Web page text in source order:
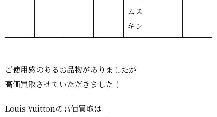
ムス
キン
ご使用感のあるお品物がありましたが
高価買取させていただきました！
Louis Vuittonの高価買取は